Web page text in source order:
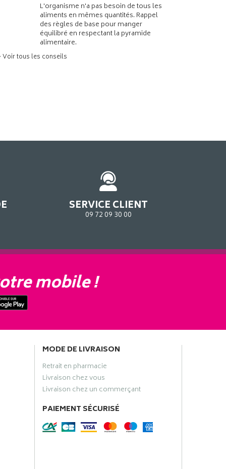
L'organisme n'a pas besoin de tous les
aliments en mêmes quantités. Rappel
des règles de base pour manger
équilibré en respectant la pyramide
alimentaire.
Voir tous les conseils
SERVICE CLIENT
09 72 09 30 00
mobile !
MODE DE LIVRAISON
Retrait en pharmacie
Livraison chez vous
Livraison chez un commerçant
PAIEMENT SÉCURISÉ